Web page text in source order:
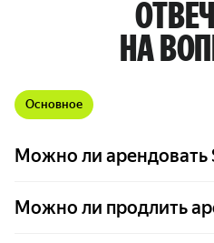
НА
Основное
Можно ли арендовать
Можно ли продлить